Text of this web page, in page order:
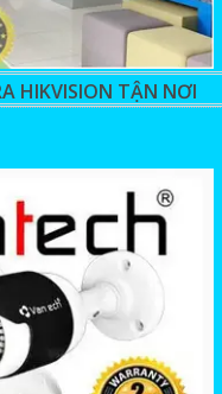
HIKVISION TẬN NƠI